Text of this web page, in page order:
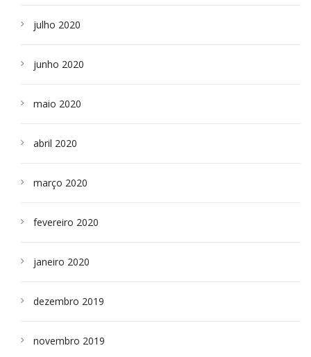
julho 2020
junho 2020
maio 2020
abril 2020
março 2020
fevereiro 2020
janeiro 2020
dezembro 2019
novembro 2019